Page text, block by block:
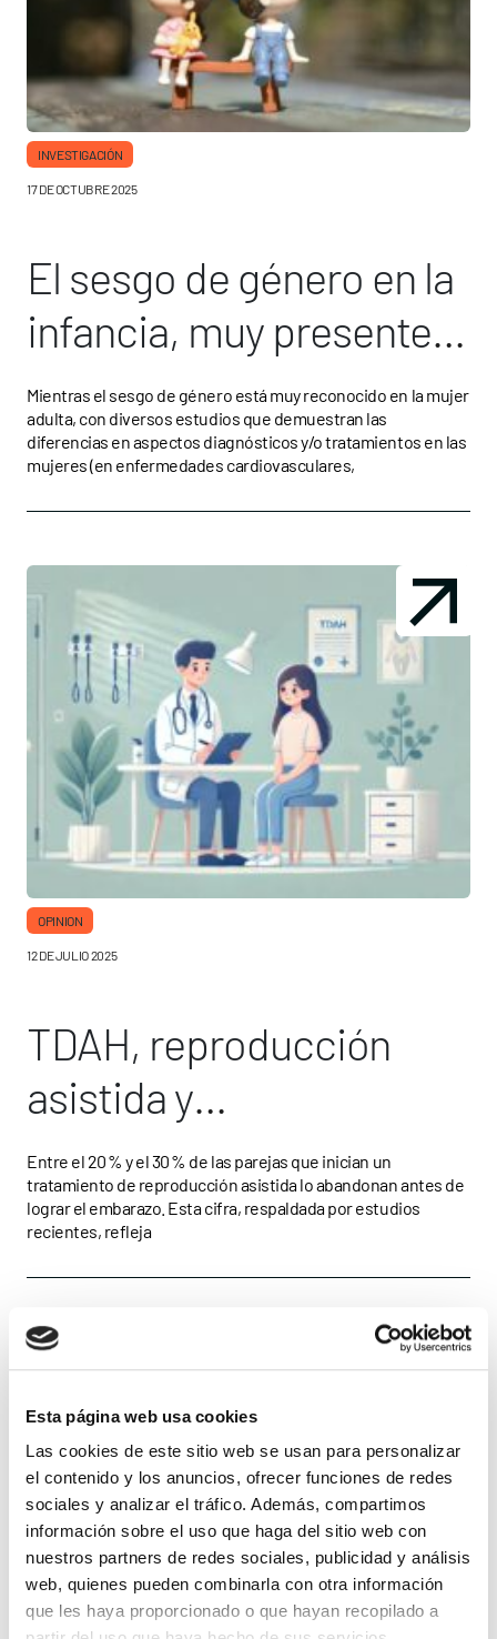
Esta página web usa cookies
Las cookies de este sitio web se usan para personalizar
el contenido y los anuncios, ofrecer funciones de redes
sociales y analizar el tráfico. Además, compartimos
información sobre el uso que haga del sitio web con
nuestros partners de redes sociales, publicidad y análisis
web, quienes pueden combinarla con otra información
que les haya proporcionado o que hayan recopilado a
INVESTIGACIÓN
17 DE OCTUBRE 2025
El sesgo de género en la
infancia, muy presente
en el infradiagnóstico
del trastorno del
espectro autista y el
Mientras el sesgo de género está muy reconocido en la mujer
adulta, con diversos estudios que demuestran las
diferencias en aspectos diagnósticos y/o tratamientos en las
mujeres (en enfermedades cardiovasculares,
OPINION
12 DE JULIO 2025
TDAH, reproducción
asistida y
acompañamiento
psicológico
Entre el 20 % y el 30 % de las parejas que inician un
tratamiento de reproducción asistida lo abandonan antes de
lograr el embarazo. Esta cifra, respaldada por estudios
recientes, refleja